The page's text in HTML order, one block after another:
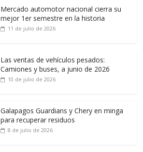
Mercado automotor nacional cierra su
mejor 1er semestre en la historia
11 de julio de 2026
Las ventas de vehículos pesados:
Camiones y buses, a junio de 2026
10 de julio de 2026
Galapagos Guardians y Chery en minga
para recuperar residuos
8 de julio de 2026